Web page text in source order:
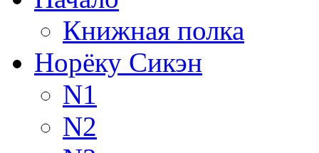
Книжная полка
Норёку Сикэн
N1
N2